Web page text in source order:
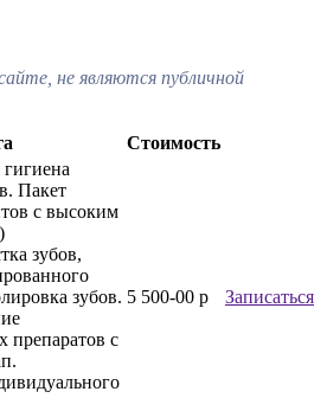
не являются публичной
Стоимость
Пакет
с высоким
зубов,
зубов.
препаратов с
5 500-00 р Записаться